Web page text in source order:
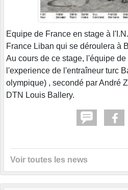
Equipe de France en stage à
France Liban qui se déroulera à
Au cours de ce stage, l'équipe
l'experience de l'entraîneur turc
olympique) , secondé par André
DTN Louis Ballery.
Voir toutes les news